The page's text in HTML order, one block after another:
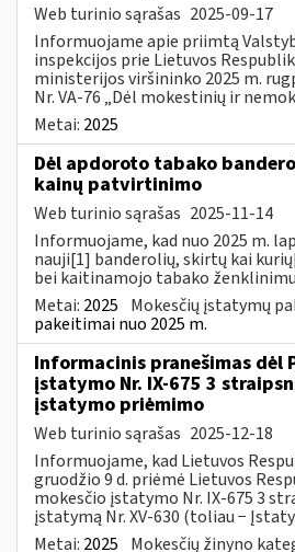
Web turinio sąrašas 2025-09-17
Informuojame apie priimtą
inspekcijos prie Lietuvos
ministerijos viršininko 2025 m.
Nr. VA-76 „Dėl mokestinių ir
Metai: 2025
Dėl apdoroto tabako
kainų patvirtinimo
Web turinio sąrašas 2025-11-14
Informuojame, kad nuo 2025 m.
nauji[1] banderolių, skirtų kai
bei kaitinamojo tabako
Metai: 2025 Mokesčių įstatymų
pakeitimai nuo 2025 m.
Informacinis pranešimas dėl
įstatymo Nr. IX-675 3
įstatymo priėmimo
Web turinio sąrašas 2025-12-18
Informuojame, kad Lietuvos
gruodžio 9 d. priėmė Lietuvos
mokesčio įstatymo Nr. IX-675 3
įstatymą Nr. XV-630 (toliau −
Metai: 2025 Mokesčių žinyno